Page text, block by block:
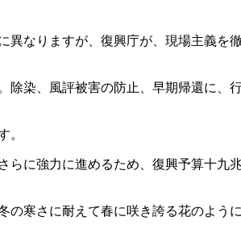
なりますが、復興庁が、現場主義を
染、風評被害の防止、早期帰還に、
。
に強力に進めるため、復興予算十九
寒さに耐えて春に咲き誇る花のよう